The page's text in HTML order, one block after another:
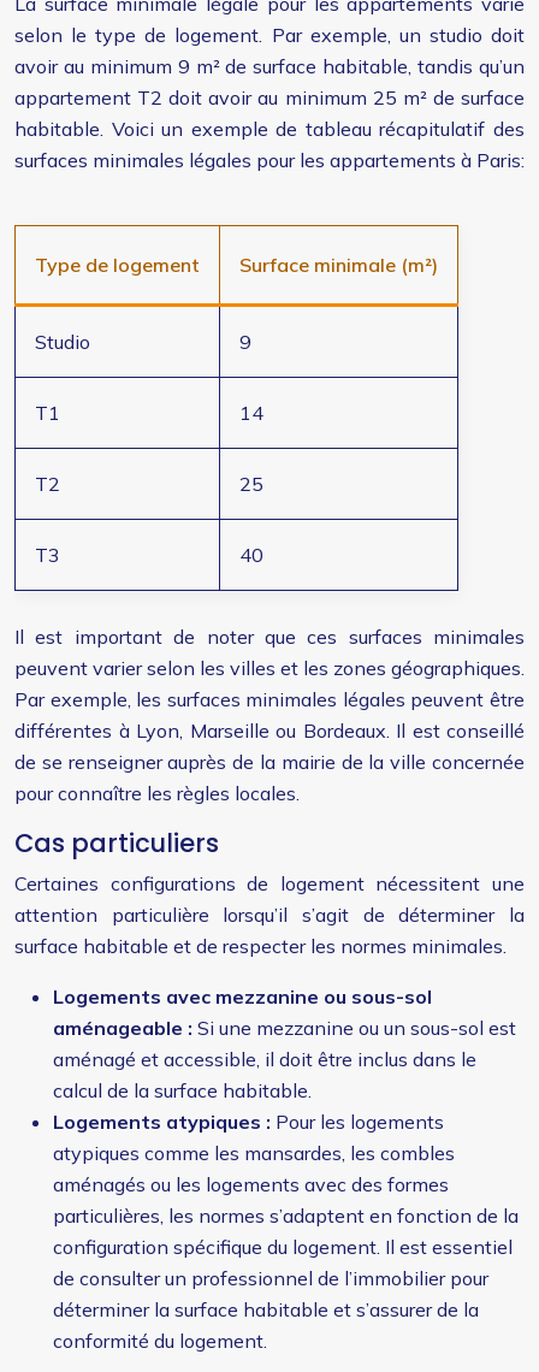
selon le type de logement. Par exemple, un studio doit
avoir au minimum 9 m² de surface habitable, tandis qu’un
appartement T2 doit avoir au minimum 25 m² de surface
habitable. Voici un exemple de tableau récapitulatif des
surfaces minimales légales pour les appartements à Paris:
Type de logement Surface minimale (m²)
Studio 9
T1 14
T2 25
T3 40
Il est important de noter que ces surfaces minimales
peuvent varier selon les villes et les zones géographiques.
Par exemple, les surfaces minimales légales peuvent être
différentes à Lyon, Marseille ou Bordeaux. Il est conseillé
de se renseigner auprès de la mairie de la ville concernée
pour connaître les règles locales.
Cas particuliers
Certaines configurations de logement nécessitent une
attention particulière lorsqu’il s’agit de déterminer la
surface habitable et de respecter les normes minimales.
Logements avec mezzanine ou sous-sol
aménageable : Si une mezzanine ou un sous-sol est
aménagé et accessible, il doit être inclus dans le
calcul de la surface habitable.
Logements atypiques : Pour les logements
atypiques comme les mansardes, les combles
aménagés ou les logements avec des formes
particulières, les normes s’adaptent en fonction de la
configuration spécifique du logement. Il est essentiel
de consulter un professionnel de l’immobilier pour
déterminer la surface habitable et s’assurer de la
conformité du logement.